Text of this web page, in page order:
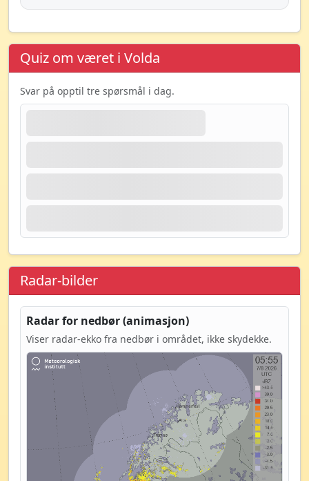
Quiz om været i Volda
Svar på opptil tre spørsmål i dag.
Radar-bilder
Radar for nedbør (animasjon)
Viser radar-ekko fra nedbør i området, ikke skydekke.